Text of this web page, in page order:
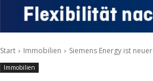
Start Immobilien Siemens Energy ist
Immobilien